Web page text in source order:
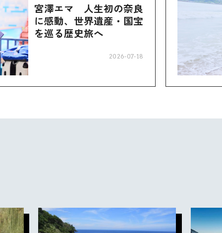
宮澤エマ 人生初の奈良
に感動、世界遺産・国宝
を巡る歴史旅へ
2026-07-18